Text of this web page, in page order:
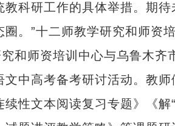
科研工作的具体举措。期
。”十二师教学研究和师资
师资培训中心与乌鲁木齐
中高考备考研讨活动。教
性文本阅读复习专题》《